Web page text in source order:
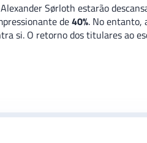
Sørloth estarão
de40%. No entanto,
si. O retorno dos titulares ao